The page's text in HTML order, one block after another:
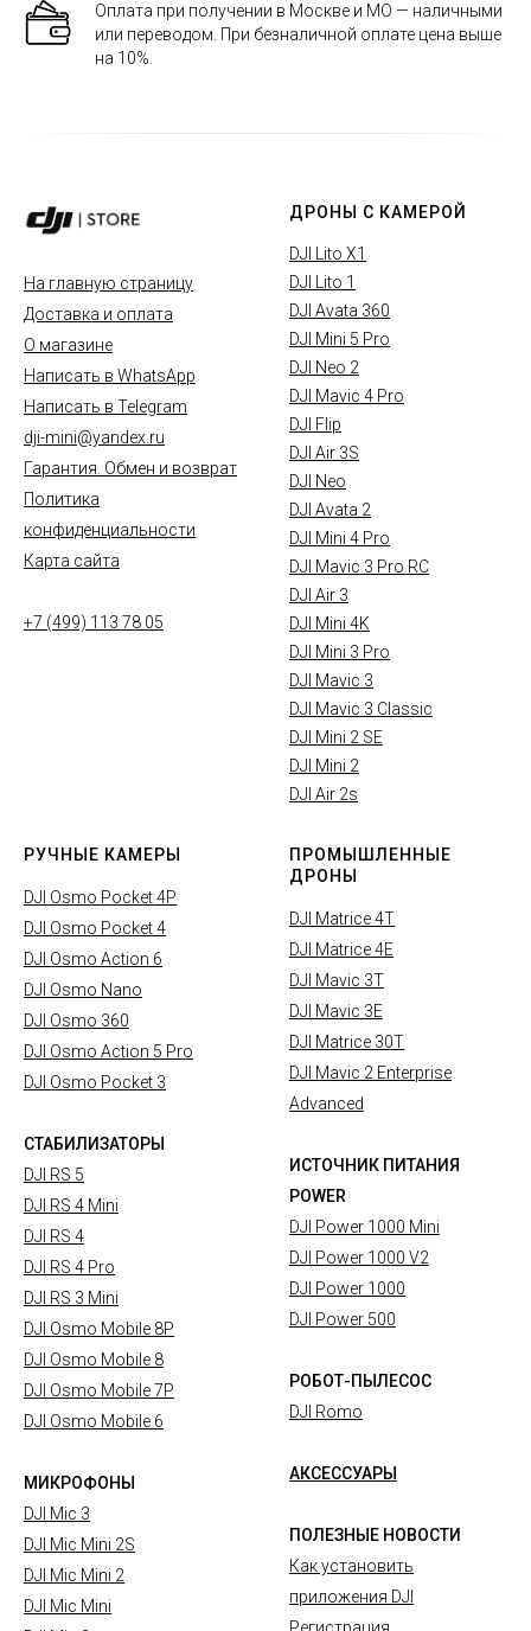
Оплата при получении в Москве и МО — наличными
или переводом. При безналичной оплате цена выше
на 10%.
На главную страницу
Доставка и оплата
О магазине
Написать в WhatsApp
Написать в Telegram
dji-mini@yandex.ru
Гарантия. Обмен и возврат
Политика
конфиденциальности
Карта сайта
+7 (499) 113 78 05
ДРОНЫ С КАМЕРОЙ
DJI Lito X1
DJI Lito 1
DJI Avata 360
DJI Mini 5 Pro
DJI Neo 2
DJI Mavic 4 Pro
DJI Flip
DJI Air 3S
DJI Neo
DJI Avata 2
DJI Mini 4 Pro
DJI Mavic 3 Pro RC
DJI Air 3
DJI Mini 4K
DJI Mini 3 Pro
DJI Mavic 3
DJI Mavic 3 Classic
DJI Mini 2 SE
DJI Mini 2
DJI Air 2s
РУЧНЫЕ КАМЕРЫ
DJI Osmo Pocket 4P
DJI Osmo Pocket 4
DJI Osmo Action 6
DJI Osmo Nano
DJI Osmo 360
DJI Osmo Action 5 Pro
DJI Osmo Pocket 3
СТАБИЛИЗАТОРЫ
DJI RS 5
DJI RS 4 Mini
DJI RS 4
DJI RS 4 Pro
DJI RS 3 Mini
DJI Osmo Mobile 8P
DJI Osmo Mobile 8
DJI Osmo Mobile 7P
DJI Osmo Mobile 6
МИКРОФОНЫ
DJI Mic 3
DJI Mic Mini 2S
DJI Mic Mini 2
DJI Mic Mini
ПРОМЫШЛЕННЫЕ
ДРОНЫ
DJI Matrice 4T
DJI Matrice 4E
DJI Mavic 3T
DJI Mavic 3E
DJI Matrice 30T
DJI Mavic 2 Enterprise
Advanced
ИСТОЧНИК ПИТАНИЯ
POWER
DJI Power 1000 Mini
DJI Power 1000 V2
DJI Power 1000
DJI Power 500
РОБОТ-ПЫЛЕСОС
DJI Romo
АКСЕССУАРЫ
ПОЛЕЗНЫЕ НОВОСТИ
Как установить
приложения DJI